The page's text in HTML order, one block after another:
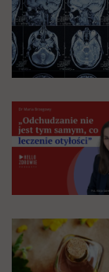
Ten odcinek
z jedzeniem i
naprawdę
Katarzyna
kliniczna i
książki
Jak karmić
często
pierwotnej
ono